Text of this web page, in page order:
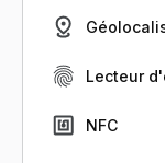
Lecteur
NFC